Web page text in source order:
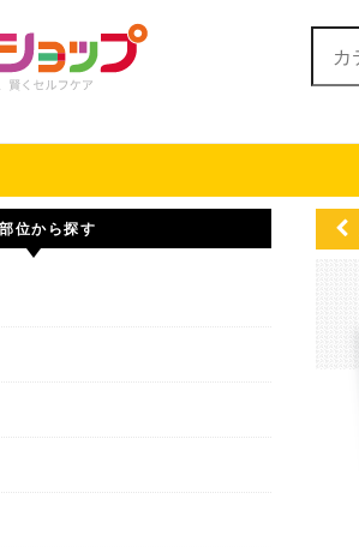
検索:
位から探す